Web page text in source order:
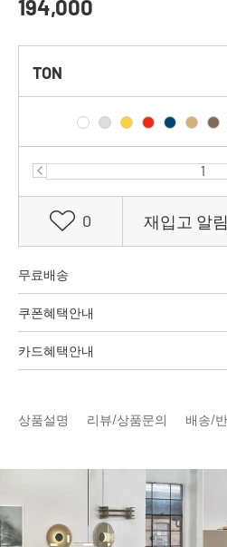
194,000
TON
0 재입고 알림
무료배송
쿠폰혜택안내
카드혜택안내
상품설명 리뷰/상품문의 배송/